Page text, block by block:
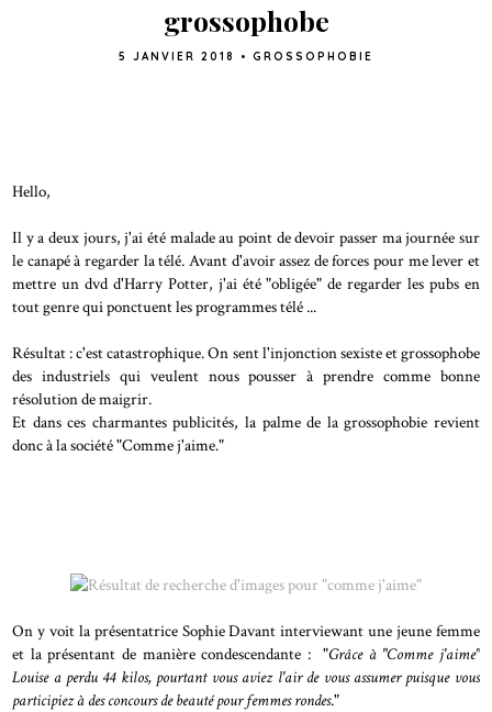
grossophobe
5 JANVIER 2018 • GROSSOPHOBIE
Hello,
Il y a deux jours, j'ai été malade au point de devoir passer ma journée sur
le canapé à regarder la télé. Avant d'avoir assez de forces pour me lever et
mettre un dvd d'Harry Potter, j'ai été "obligée" de regarder les pubs en
tout genre qui ponctuent les programmes télé ...
Résultat : c'est catastrophique. On sent l'injonction sexiste et grossophobe
des industriels qui veulent nous pousser à prendre comme bonne
résolution de maigrir.
Et dans ces charmantes publicités, la palme de la grossophobie revient
donc à la société "Comme j'aime."
On y voit la présentatrice Sophie Davant interviewant une jeune femme
et la présentant de manière condescendante : "Grâce à "Comme j'aime"
Louise a perdu 44 kilos, pourtant vous aviez l'air de vous assumer puisque vous
participiez à des concours de beauté pour femmes rondes."